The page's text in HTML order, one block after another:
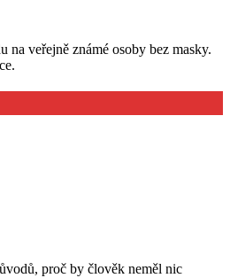
veřejně známé osoby bez masky.
proč by člověk neměl nic